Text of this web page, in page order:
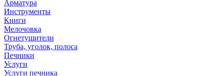
Арматура
Инструменты
Книги
Мелочовка
Огнетушители
Труба, уголок, полоса
Печники
Услуги
Услуги печника